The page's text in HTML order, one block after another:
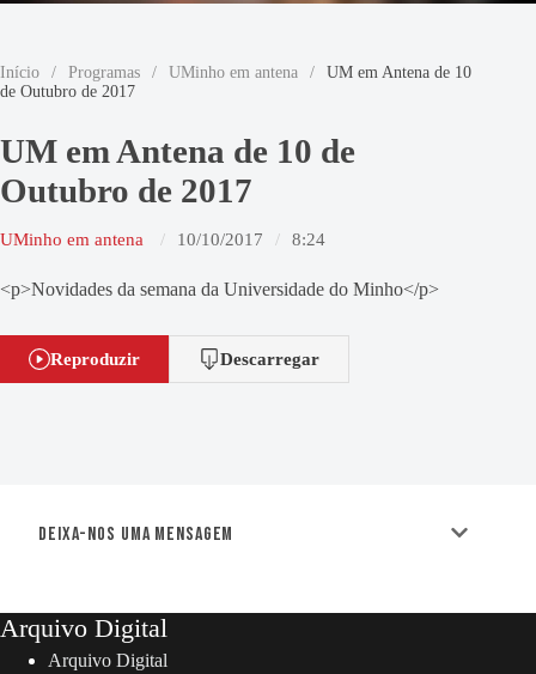
Início / Programas / UMinho em antena /
UM em Antena de 10
de Outubro de 2017
UM em Antena de 10 de
Outubro de 2017
UMinho em antena 10/10/2017 8:24
<p>Novidades da semana da Universidade do Minho</p>
Reproduzir Descarregar
Deixa-nos uma mensagem
Arquivo Digital
Arquivo Digital